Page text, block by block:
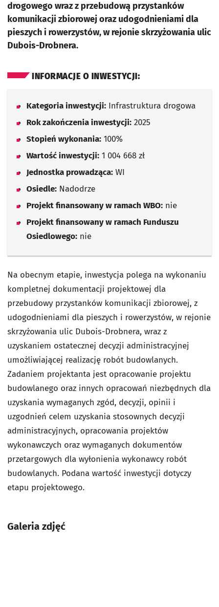
drogowego wraz z przebudową przystanków
komunikacji zbiorowej oraz udogodnieniami dla
pieszych i rowerzystów, w rejonie skrzyżowania ulic
Dubois-Drobnera.
INFORMACJE O INWESTYCJI:
Kategoria inwestycji: Infrastruktura drogowa
Rok zakończenia inwestycji: 2025
Stopień wykonania: 100%
Wartość inwestycji: 1 004 668 zł
Jednostka prowadząca: WI
Osiedle: Nadodrze
Projekt finansowany w ramach WBO: nie
Projekt finansowany w ramach Funduszu
Osiedlowego: nie
Na obecnym etapie, inwestycja polega na wykonaniu
kompletnej dokumentacji projektowej dla
przebudowy przystanków komunikacji zbiorowej, z
udogodnieniami dla pieszych i rowerzystów, w rejonie
skrzyżowania ulic Dubois-Drobnera, wraz z
uzyskaniem ostatecznej decyzji administracyjnej
umożliwiającej realizację robót budowlanych.
Zadaniem projektanta jest opracowanie projektu
budowlanego oraz innych opracowań niezbędnych dla
uzyskania wymaganych zgód, decyzji, opinii i
uzgodnień celem uzyskania stosownych decyzji
administracyjnych, opracowania projektów
wykonawczych oraz wymaganych dokumentów
przetargowych dla wyłonienia wykonawcy robót
budowlanych. Podana wartość inwestycji dotyczy
etapu projektowego.
Galeria zdjęć